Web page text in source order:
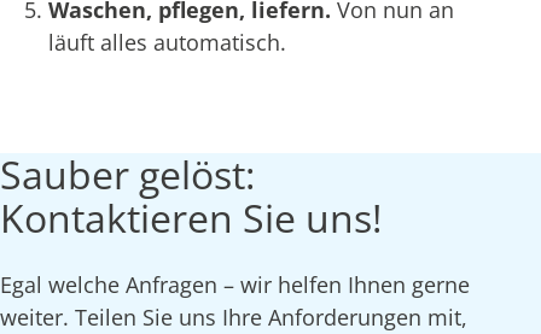
Waschen, pflegen, liefern. Von nun an
läuft alles automatisch.
Sauber gelöst:
Kontaktieren Sie uns!
Egal welche Anfragen – wir helfen Ihnen gerne
weiter. Teilen Sie uns Ihre Anforderungen mit,